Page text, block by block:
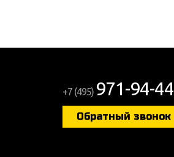
+7 (495) 971-94-44
Обратный звонок